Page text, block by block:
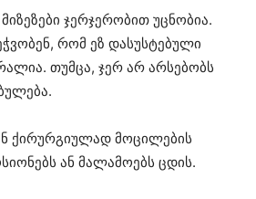
ჯერჯერობით უცნობია.
რომ ეზ დასუსტებული
თუმცა, ჯერ არ არსებობს
ქირურგიულად მოცილების
ან მალამოებს ცდის.